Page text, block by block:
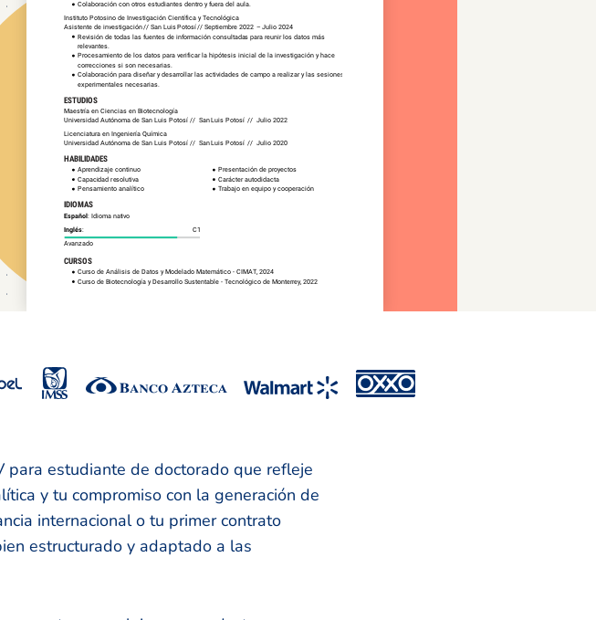
para estudiante de doctorado que refleje
y tu compromiso con la generación de
internacional o tu primer contrato
estructurado y adaptado a las